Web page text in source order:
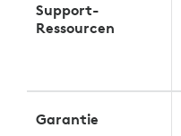
Support-
Ressourcen
Garantie